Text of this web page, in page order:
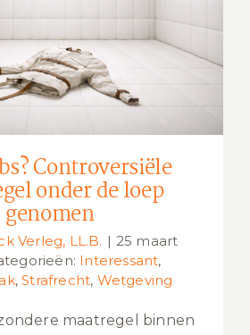
maatregel
de loep genomen
Controversiële
onder de loep
genomen
Verleg, LL.B. | 25 maart
Interessant,
,Strafrecht, Wetgeving
maatregel binnen